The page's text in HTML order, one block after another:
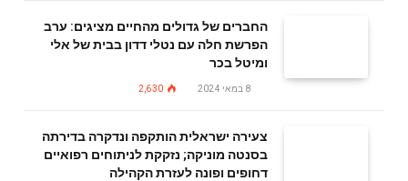
החברים של גדולים מהחיים מציגים: ערב
הפרשת חלה עם נטלי דדון בבית של אלי
ומיטל בכר
8 במאי 2024 2,630
צעירה ישראלית הותקפה ונדקרה בדירתה
בסנטה מוניקה; נזקקת לניתוחים רפואיים
דחופים ופונה לעזרת הקהילה